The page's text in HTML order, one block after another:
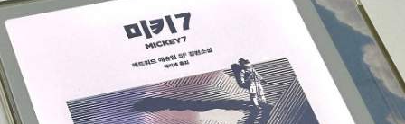
머도 『미키7』을 인상적으로 기억하게 만든다." -이다혜(작가,
"스펙터클과 서스펜스를 갖춘 불안하고 매력적인 이야기. 저자는
테세우스의 배처럼 '몸이 변해도 동일한 사람일까?'라는 질문을 SF
다운 최신의 방식으로 깔아놓았다. 미키와 그의 복제인 미키7, 미키
인
간
문